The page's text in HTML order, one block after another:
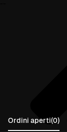
Ordini aperti(0)